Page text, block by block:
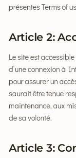
présentes Terms of
Article 2:
Le site est
d’une connexion à
pour assurer un
saurait être tenue
maintenance, aux
de sa volonté.
Article 3: